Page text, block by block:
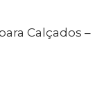
Calçados –